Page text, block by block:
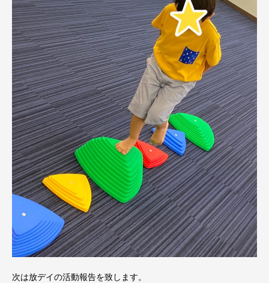
次は放デイの活動報告を致します。